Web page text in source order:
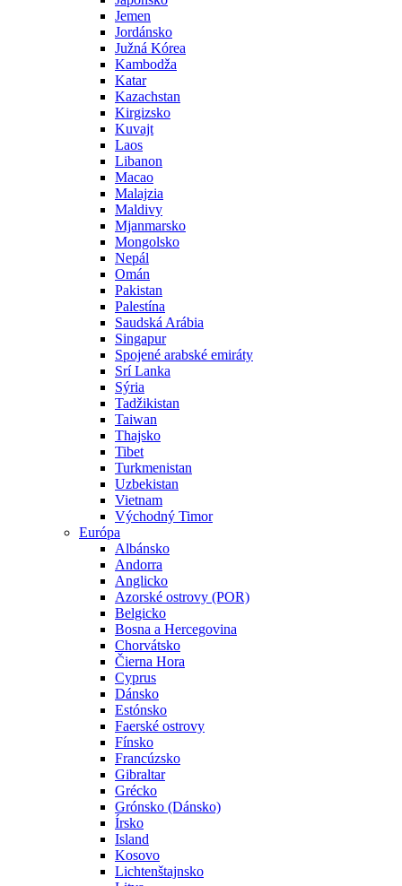
Jemen
Jordánsko
Južná Kórea
Kambodža
Katar
Kazachstan
Kirgizsko
Kuvajt
Laos
Libanon
Macao
Malajzia
Maldivy
Mjanmarsko
Mongolsko
Nepál
Omán
Pakistan
Palestína
Saudská Arábia
Singapur
Spojené arabské emiráty
Srí Lanka
Sýria
Tadžikistan
Taiwan
Thajsko
Tibet
Turkmenistan
Uzbekistan
Vietnam
Východný Timor
Európa
Albánsko
Andorra
Anglicko
Azorské ostrovy (POR)
Belgicko
Bosna a Hercegovina
Chorvátsko
Čierna Hora
Cyprus
Dánsko
Estónsko
Faerské ostrovy
Fínsko
Francúzsko
Gibraltar
Grécko
Grónsko (Dánsko)
Írsko
Island
Kosovo
Lichtenštajnsko